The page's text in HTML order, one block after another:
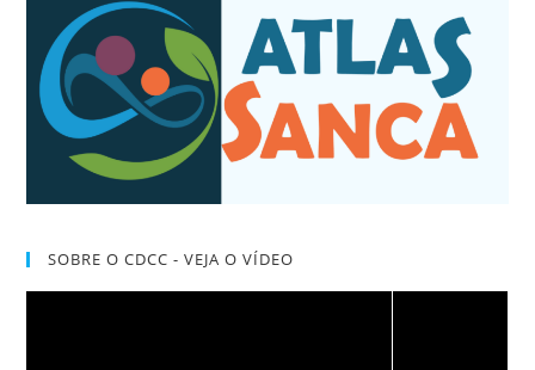
SOBRE O CDCC - VEJA O VÍDEO